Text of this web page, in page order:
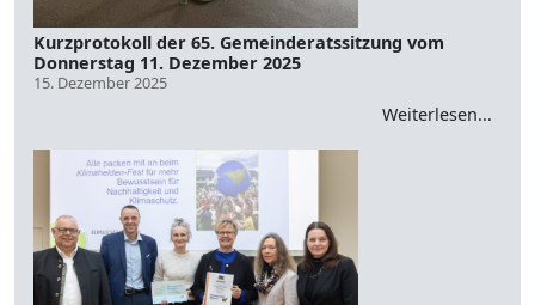
Kurzprotokoll der 65. Gemeinderatssitzung vom
Donnerstag 11. Dezember 2025
15. Dezember 2025
Weiterlesen...